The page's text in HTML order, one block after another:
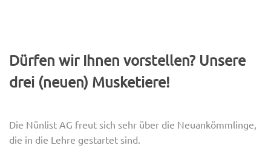
Dürfen wir Ihnen vorstellen? Unsere
drei (neuen) Musketiere!
Die Nünlist AG freut sich sehr über die Neuankömmlinge,
die in die Lehre gestartet sind.